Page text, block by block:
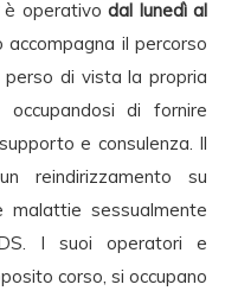
è operativodal lunedì al
accompagna il percorso
di vista la propria
di fornire
e consulenza. Il
reindirizzamento su
malattie sessualmente
I suoi operatori e
corso, si occupano